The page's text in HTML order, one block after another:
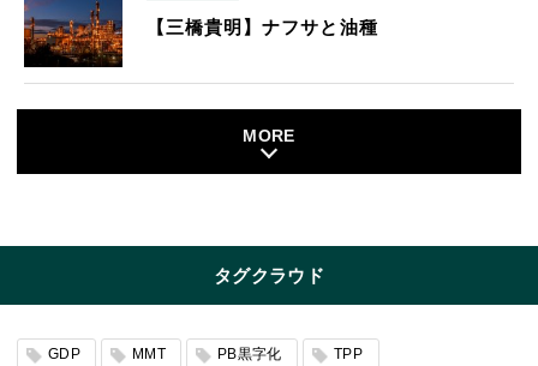
【三橋貴明】ナフサと油種
MORE
タグクラウド
GDP MMT PB黒字化 TPP